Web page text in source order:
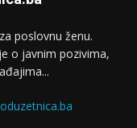
poslovnu ženu.
o javnim pozivima,